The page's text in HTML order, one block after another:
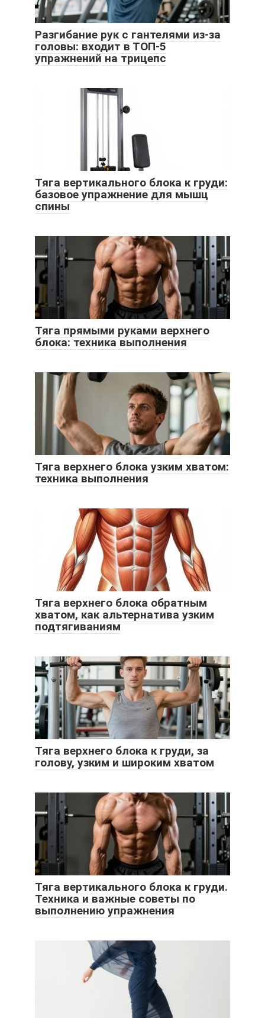
Разгибание рук с гантелями из-за
головы: входит в ТОП-5
упражнений на трицепс
Тяга вертикального блока к груди:
базовое упражнение для мышц
спины
Тяга прямыми руками верхнего
блока: техника выполнения
Тяга верхнего блока узким хватом:
техника выполнения
Тяга верхнего блока обратным
хватом, как альтернатива узким
подтягиваниям
Тяга верхнего блока к груди, за
голову, узким и широким хватом
Тяга вертикального блока к груди.
Техника и важные советы по
выполнению упражнения